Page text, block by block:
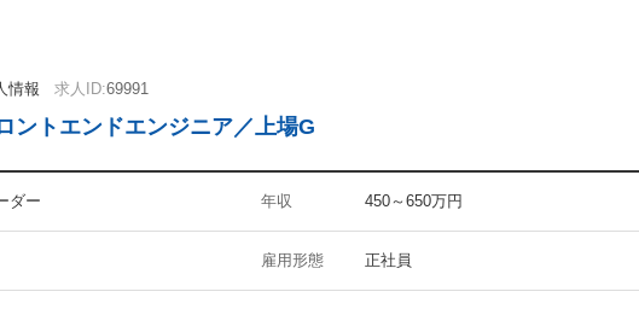
情報 求人ID:69991
ントエンドエンジニア／上場G
ダー 年収 450～650万円
雇用形態 正社員